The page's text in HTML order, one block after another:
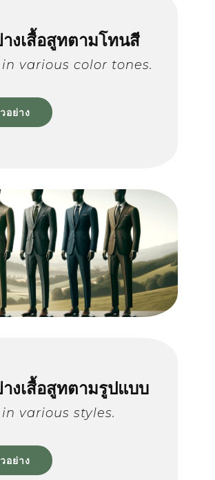
องผู้บริโภค
13 99 88 44
@tmtgarment
งเสื้อสูทตามโทนสี
various color tones.
อย่าง
งเสื้อสูทตามรูปแบบ
various styles.
อย่าง